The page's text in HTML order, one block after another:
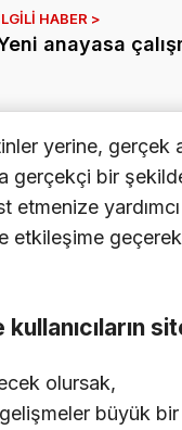
anayasa
yerine, gerçek
gerçekçi bir
etkileşime
olursak,
büyük bir